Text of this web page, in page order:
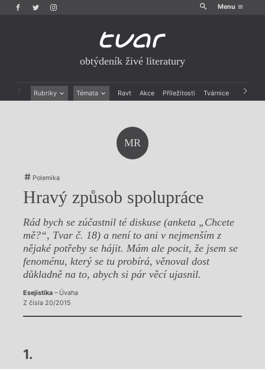
Menu
obtýdeník živé literatury
Rubriky Témata Ravt Akce Příležitosti Tvárnice Archiv
MR
Polemika
Hravý způsob spolupráce
Rád bych se zúčastnil té diskuse (anketa „Chcete
mě?“, Tvar č. 18) a není to ani v nejmenším z
nějaké potřeby se hájit. Mám ale pocit, že jsem se
fenoménu, který se tu probírá, věnoval dost
důkladně na to, abych si pár věcí ujasnil.
Esejistika– Úvaha
Z čísla 20/2015
1.